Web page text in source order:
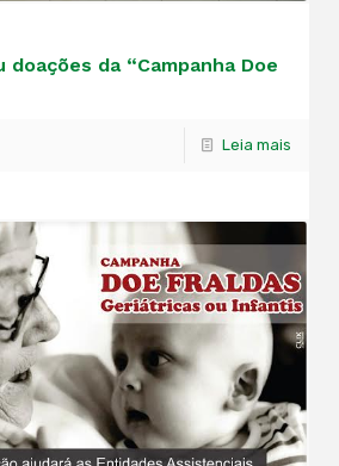
da “Campanha Doe
Leia mais